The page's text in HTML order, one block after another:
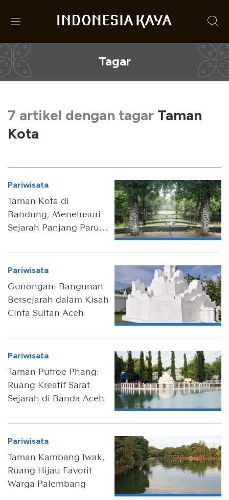
Tagar
7 artikel dengan tagar Taman
Kota
Pariwisata
Taman Kota di
Bandung, Menelusuri
Sejarah Panjang Paru-
Pariwisata
Gunongan: Bangunan
Bersejarah dalam Kisah
Cinta Sultan Aceh
Pariwisata
Taman Putroe Phang:
Ruang Kreatif Sarat
Sejarah di Banda Aceh
Pariwisata
Taman Kambang Iwak,
Ruang Hijau Favorit
Warga Palembang